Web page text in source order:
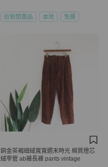
近新閒置品 本地 免運
銅金茶褐細絨寬寬週末時光 棉質燈芯
絨窄管 ab褲長褲 pants vintage